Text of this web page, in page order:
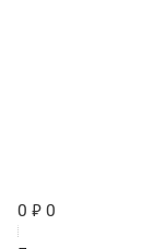
0 ₽ 0